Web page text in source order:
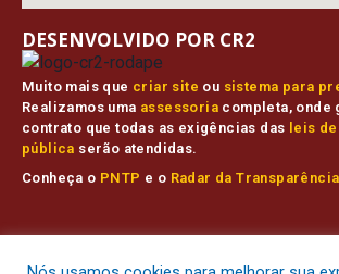
Muito mais que criar site ou sistema para
Realizamos uma assessoria completa, onde
contrato que todas as exigências das leis
pública serão atendidas.
Conheça o PNTP e o Radar da
DESENVOLVIDO POR CR2
Todos os direitos reservados aPrefeitura